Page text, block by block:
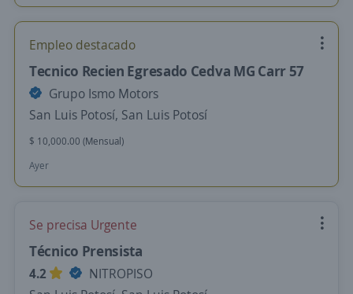
Empleo destacado
Tecnico Recien Egresado Cedva MG Carr 57
Grupo Ismo Motors
San Luis Potosí, San Luis Potosí
$ 10,000.00 (Mensual)
Ayer
Se precisa Urgente
Técnico Prensista
4.2
NITROPISO